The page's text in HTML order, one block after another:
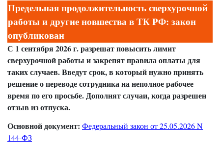
Предельная продолжительность сверхурочной
работы и другие новшества в ТК РФ: закон
опубликован
С 1 сентября 2026 г. разрешат повысить лимит
сверхурочной работы и закрепят правила оплаты для
таких случаев. Введут срок, в который нужно принять
решение о переводе сотрудника на неполное рабочее
время по его просьбе. Дополнят случаи, когда разрешен
отзыв из отпуска.
Основной документ: Федеральный закон от 25.05.2026 N
144-ФЗ